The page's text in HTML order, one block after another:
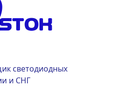
светодиодных
и СНГ